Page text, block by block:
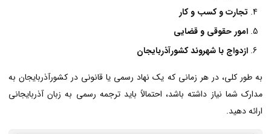
تجارت و کسب و کار
امور حقوقی و قضایی
ازدواج با شهروند کشورآذربایجان
به طور کلی، در هر زمانی که یک نهاد رسمی یا قانونی در کشورآذربایجان به
مدارک شما نیاز داشته باشد، احتمالاً باید ترجمه رسمی به زبان آذربایجانی
ارائه دهید.